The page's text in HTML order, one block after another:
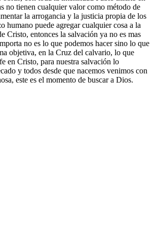
no tienen cualquier valor como método de
la arrogancia y la justicia propia de los
humano puede agregar cualquier cosa a la
Cristo, entonces la salvación ya no es mas
no es lo que podemos hacer sino lo que
objetiva, en la Cruz del calvario, lo que
en Cristo, para nuestra salvación lo
y todos desde que nacemos venimos con
este es el momento de buscar a Dios.